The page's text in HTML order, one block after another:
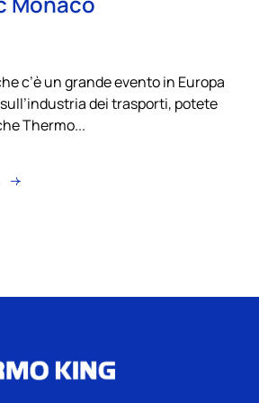
c’è un grande evento in Europa
dei trasporti, potete
Thermo...